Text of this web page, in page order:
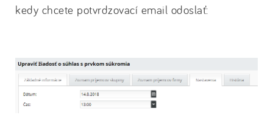
kedy chcete potvrdzovací email odoslať: